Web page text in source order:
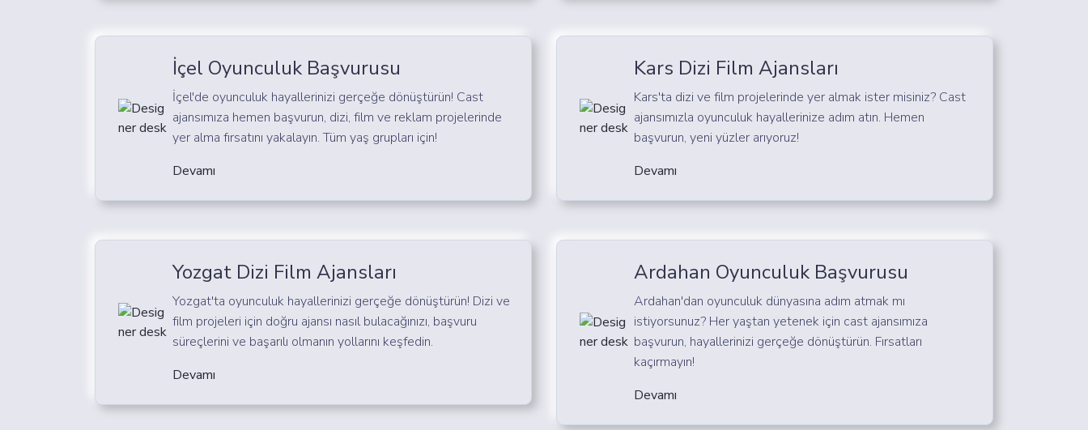
İçel Oyunculuk Başvurusu
İçel'de oyunculuk hayallerinizi gerçeğe dönüştürün! Cast
ajansımıza hemen başvurun, dizi, film ve reklam projelerinde
yer alma fırsatını yakalayın. Tüm yaş grupları için!
Devamı
Kars Dizi Film Ajansları
Kars'ta dizi ve film projelerinde yer almak ister misiniz? Cast
ajansımızla oyunculuk hayallerinize adım atın. Hemen
başvurun, yeni yüzler arıyoruz!
Devamı
Yozgat Dizi Film Ajansları
Yozgat'ta oyunculuk hayallerinizi gerçeğe dönüştürün! Dizi ve
film projeleri için doğru ajansı nasıl bulacağınızı, başvuru
süreçlerini ve başarılı olmanın yollarını keşfedin.
Devamı
Ardahan Oyunculuk Başvurusu
Ardahan'dan oyunculuk dünyasına adım atmak mı
istiyorsunuz? Her yaştan yetenek için cast ajansımıza
başvurun, hayallerinizi gerçeğe dönüştürün. Fırsatları
kaçırmayın!
Devamı